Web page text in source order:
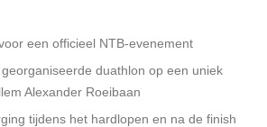
een officieel NTB-evenement
duathlon op een uniek
Alexander Roeibaan
tijdens het hardlopen en na de finish